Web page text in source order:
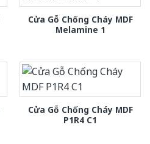
Cửa Gỗ Chống Cháy MDF
Melamine 1
Cửa Gỗ Chống Cháy MDF
P1R4 C1